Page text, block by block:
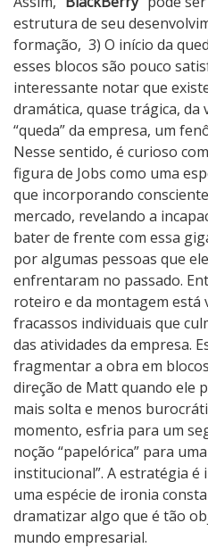
estrutura de seu
formação, 3) O início da
esses blocos são pouco
interessante notar que
dramática, quase trágica, da
“queda” da empresa, um
Nesse sentido, é curioso
figura de Jobs como uma
que incorporando
mercado, revelando a
bater de frente com essa
por algumas pessoas que
enfrentaram no passado.
roteiro e da montagem está
fracassos individuais que
das atividades da empresa.
fragmentar a obra em
direção de Matt quando ele
mais solta e menos
momento, esfria para um
noção “papelórica” para
institucional”. A estratégia é
uma espécie de ironia
dramatizar algo que é tão
mundo empresarial.